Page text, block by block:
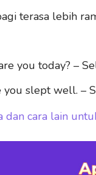
terasa lebih
you today? –
slept well. –
dan cara lain